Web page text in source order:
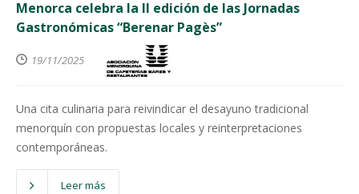
Menorca celebra la II edición de las Jornadas
Gastronómicas “Berenar Pagès”
19/11/2025
Una cita culinaria para reivindicar el desayuno tradicional
menorquín con propuestas locales y reinterpretaciones
contemporáneas.
Leer más